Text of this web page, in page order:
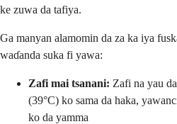
ke zuwa da tafiya.
Ga manyan alamomin da za ka iya
waɗanda suka fi yawa:
Zafi mai tsanani: Zafi na yau
(39°C) ko sama da haka,
ko da yamma